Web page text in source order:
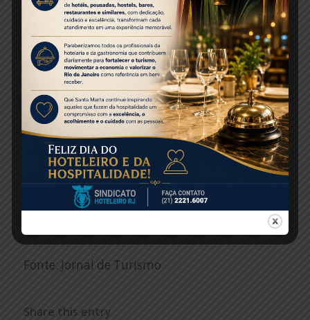
notícias, durante 24 horas por dia. Para o
deputado Rafael Mota (PSB-RN), iniciativas
como esta deveriam ter maior apoio. “A TV
Trip é um novo marco no Brasil, só sinto um
pouco a falta do poder público participar
desta parceria. Mas fico feliz em saber que 90%
da programação serão sobre destinos
domésticos e, numa sociedade que assiste
muito à televisão, é a oportunidade de fazer
instruir um pouco mais a população sobre
turismo”.
Fonte: Jornal de Turismo
Share this entry